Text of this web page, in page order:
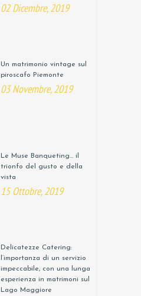
02 Dicembre, 2019
Un matrimonio vintage sul
piroscafo Piemonte
03 Novembre, 2019
Le Muse Banqueting… il
trionfo del gusto e della
vista
15 Ottobre, 2019
Delicatezze Catering:
l’importanza di un servizio
impeccabile, con una lunga
esperienza in matrimoni sul
Lago Maggiore